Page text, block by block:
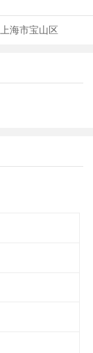
上海市宝山区